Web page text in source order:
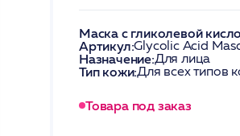
Маска с гликолевой
Артикул:Glycolic Acid
Назначение:Для лица
Тип кожи:Для всех типов
Товара под заказ